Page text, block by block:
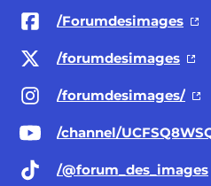
/Forumdesimages
/forumdesimages
/forumdesimages/
/channel/
/@forum _des_images